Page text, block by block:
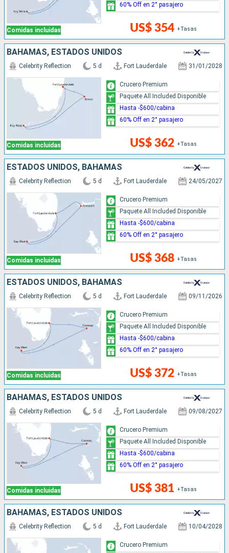
Comidas incluidas US$ 354 +Tasas
60% Off en 2° pasajero
BAHAMAS, ESTADOS UNIDOS
Comidas incluidas
Celebrity Reflection 5 d Fort Lauderdale 31/01/2028
US$ 362 +Tasas
Crucero Premium
Paquete All Included Disponible
Hasta -$600/cabina
60% Off en 2° pasajero
ESTADOS UNIDOS, BAHAMAS
Comidas incluidas
Celebrity Reflection 5 d Fort Lauderdale 24/05/2027
US$ 368 +Tasas
Crucero Premium
Paquete All Included Disponible
Hasta -$600/cabina
60% Off en 2° pasajero
ESTADOS UNIDOS, BAHAMAS
Comidas incluidas
Celebrity Reflection 5 d Fort Lauderdale 09/11/2026
US$ 372 +Tasas
Crucero Premium
Paquete All Included Disponible
Hasta -$600/cabina
60% Off en 2° pasajero
BAHAMAS, ESTADOS UNIDOS
Comidas incluidas
Celebrity Reflection 5 d Fort Lauderdale 09/08/2027
US$ 381 +Tasas
Crucero Premium
Paquete All Included Disponible
Hasta -$600/cabina
60% Off en 2° pasajero
BAHAMAS, ESTADOS UNIDOS
Celebrity Reflection 5 d Fort Lauderdale 10/04/2028
Crucero Premium